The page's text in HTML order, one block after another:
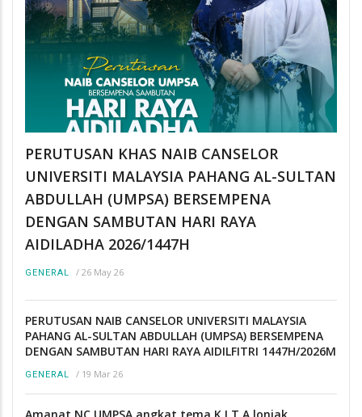
PERUTUSAN KHAS NAIB CANSELOR
UNIVERSITI MALAYSIA PAHANG AL-SULTAN
ABDULLAH (UMPSA) BERSEMPENA
DENGAN SAMBUTAN HARI RAYA
AIDILADHA 2026/1447H
GENERAL / 26 May 26
PERUTUSAN NAIB CANSELOR UNIVERSITI MALAYSIA
PAHANG AL-SULTAN ABDULLAH (UMPSA) BERSEMPENA
DENGAN SAMBUTAN HARI RAYA AIDILFITRI 1447H/2026M
GENERAL / 19 Mar 26